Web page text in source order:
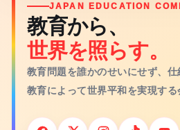
JAPAN EDUCATION
教育から、
世界を照らす。
教育問題を誰かのせいにせず、仕
教育によって世界平和を実現する